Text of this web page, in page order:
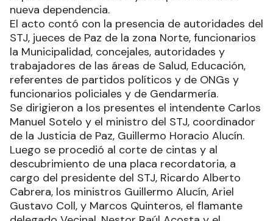
nueva dependencia.
El acto contó con la presencia de autoridades del
STJ, jueces de Paz de la zona Norte, funcionarios
la Municipalidad, concejales, autoridades y
trabajadores de las áreas de Salud, Educación,
referentes de partidos políticos y de ONGs y
funcionarios policiales y de Gendarmería.
Se dirigieron a los presentes el intendente Carlos
Manuel Sotelo y el ministro del STJ, coordinador
de la Justicia de Paz, Guillermo Horacio Alucín.
Luego se procedió al corte de cintas y al
descubrimiento de una placa recordatoria, a
cargo del presidente del STJ, Ricardo Alberto
Cabrera, los ministros Guillermo Alucín, Ariel
Gustavo Coll, y Marcos Quinteros, el flamante